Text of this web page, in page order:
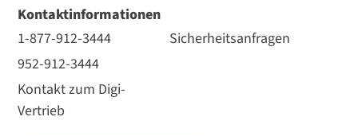
Kontaktinformationen
1-877-912-3444
952-912-3444
Kontakt zum Digi-
Vertrieb
Sicherheitsanfragen